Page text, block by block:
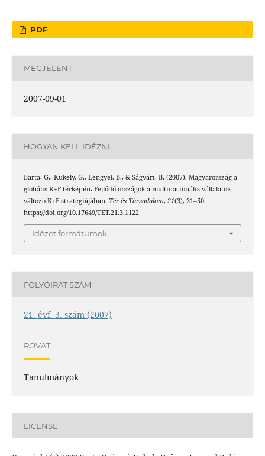
PDF
MEGJELENT
2007-09-01
HOGYAN KELL IDÉZNI
Barta, G., Kukely, G., Lengyel, B., & Ságvári, B. (2007). Magyarország a
globális K+F térképén. Fejlődő országok a multinacionális vállalatok
változó K+F stratégiájában. Tér és Társadalom, 21(3), 31–50.
https://doi.org/10.17649/TET.21.3.1122
Idézet formátumok
FOLYÓIRAT SZÁM
21. évf. 3. szám (2007)
ROVAT
Tanulmányok
LICENSE